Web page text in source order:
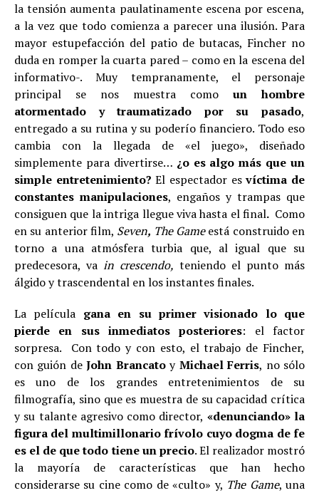
la tensión aumenta paulatinamente escena por escena,
a la vez que todo comienza a parecer una ilusión. Para
mayor estupefacción del patio de butacas, Fincher no
duda en romper la cuarta pared – como en la escena del
informativo-. Muy tempranamente, el personaje
principal se nos muestra como un hombre
atormentado y traumatizado por su pasado,
entregado a su rutina y su poderío financiero. Todo eso
cambia con la llegada de «el juego», diseñado
simplemente para divertirse… ¿o es algo más que un
simple entretenimiento?El espectador esvíctima de
constantes manipulaciones, engaños y trampas que
consiguen que la intriga llegue viva hasta el final. Como
en su anterior film, Seven, The Gameestá construido en
torno a una atmósfera turbia que, al igual que su
predecesora, vain crescendo, teniendo el punto más
álgido y trascendental en los instantes finales.
La película gana en su primer visionado lo que
pierde en sus inmediatos posteriores: el factor
sorpresa. Con todo y con esto, el trabajo de Fincher,
con guión deJohn Brancatoy Michael Ferris, no sólo
es uno de los grandes entretenimientos de su
filmografía, sino que es muestra de su capacidad crítica
y su talante agresivo como director, «denunciando» la
figura del multimillonario frívolo cuyo dogma de fe
es el de que todo tiene un precio. El realizador mostró
la mayoría de características que han hecho
considerarse su cine como de «culto» y, The Game, una